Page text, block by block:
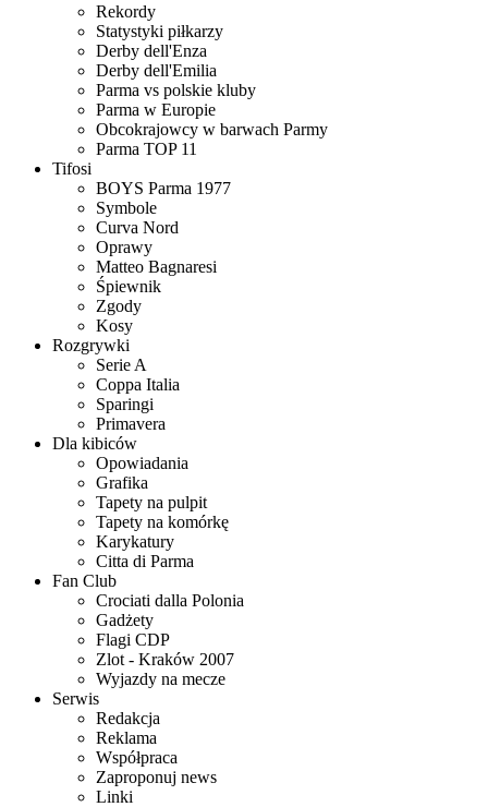
Rekordy
Statystyki piłkarzy
Derby dell'Enza
Derby dell'Emilia
Parma vs polskie kluby
Parma w Europie
Obcokrajowcy w barwach Parmy
Parma TOP 11
Tifosi
BOYS Parma 1977
Symbole
Curva Nord
Oprawy
Matteo Bagnaresi
Śpiewnik
Zgody
Kosy
Rozgrywki
Serie A
Coppa Italia
Sparingi
Primavera
Dla kibiców
Opowiadania
Grafika
Tapety na pulpit
Tapety na komórkę
Karykatury
Citta di Parma
Fan Club
Crociati dalla Polonia
Gadżety
Flagi CDP
Zlot - Kraków 2007
Wyjazdy na mecze
Serwis
Redakcja
Reklama
Współpraca
Zaproponuj news
Linki